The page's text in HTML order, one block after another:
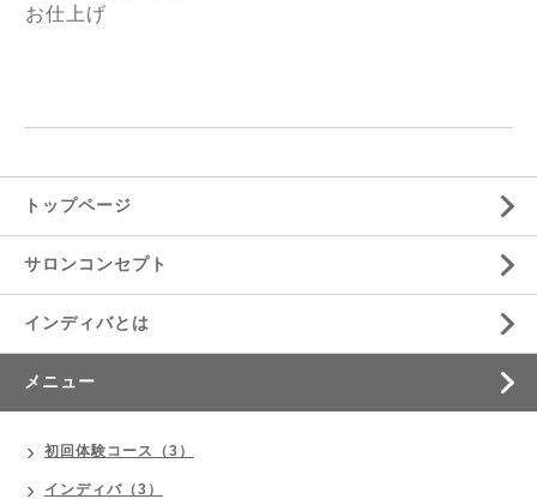
お仕上げ
トップページ
サロンコンセプト
インディバとは
メニュー
初回体験コース（3）
インディバ（3）